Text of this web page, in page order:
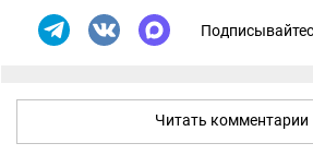
Читать комментарии